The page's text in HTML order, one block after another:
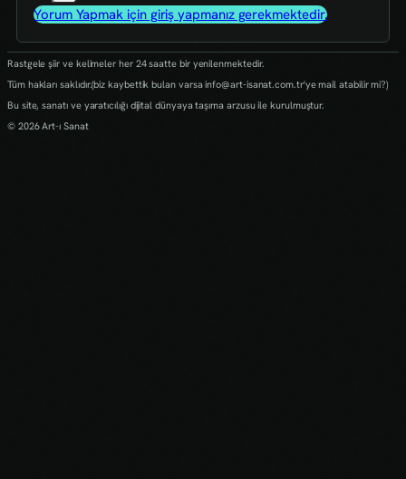
Yorum Yapmak için giriş yapmanız gerekmektedir.
Rastgele şiir ve kelimeler her 24 saatte bir yenilenmektedir.
Tüm hakları saklıdır.(biz kaybettik bulan varsa info@art-isanat.com.tr'ye mail atabilir mi?)
Bu site, sanatı ve yaratıcılığı dijital dünyaya taşıma arzusu ile kurulmuştur.
© 2026 Art-ı Sanat